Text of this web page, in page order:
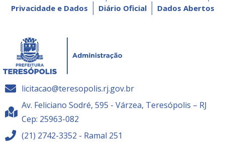
Privacidade e Dados
Diário Oficial Dados Abertos
licitacao@teresopolis.rj.gov.br
Av. Feliciano Sodré, 595 - Várzea, Teresópolis – RJ
Cep: 25963-082
(21) 2742-3352 - Ramal 251